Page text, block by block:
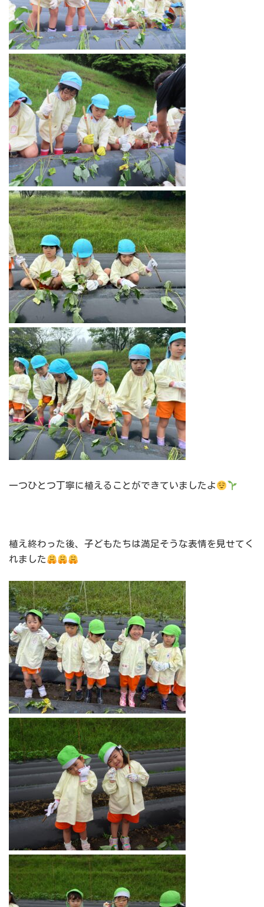
一つひとつ丁寧に植えることができていましたよ
植え終わった後、子どもたちは満足そうな表情を見せてく
れました